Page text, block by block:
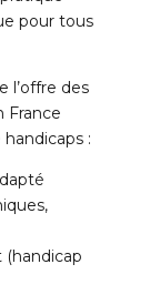
pour tous
l’offre des
France
:
(handicap